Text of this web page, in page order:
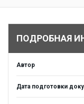
ПОДРОБНАЯ
Автор
Дата подготовки